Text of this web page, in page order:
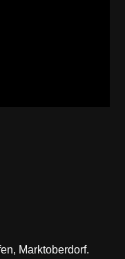
Marktoberdorf.